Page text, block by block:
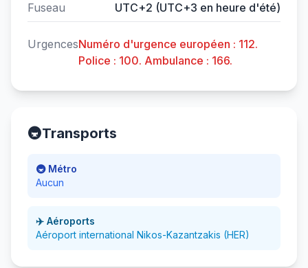
Fuseau UTC+2 (UTC+3 en heure d'été)
UrgencesNuméro d'urgence européen : 112.
Police : 100. Ambulance : 166.
🚇Transports
🚇 Métro
Aucun
✈️ Aéroports
Aéroport international Nikos-Kazantzakis (HER)